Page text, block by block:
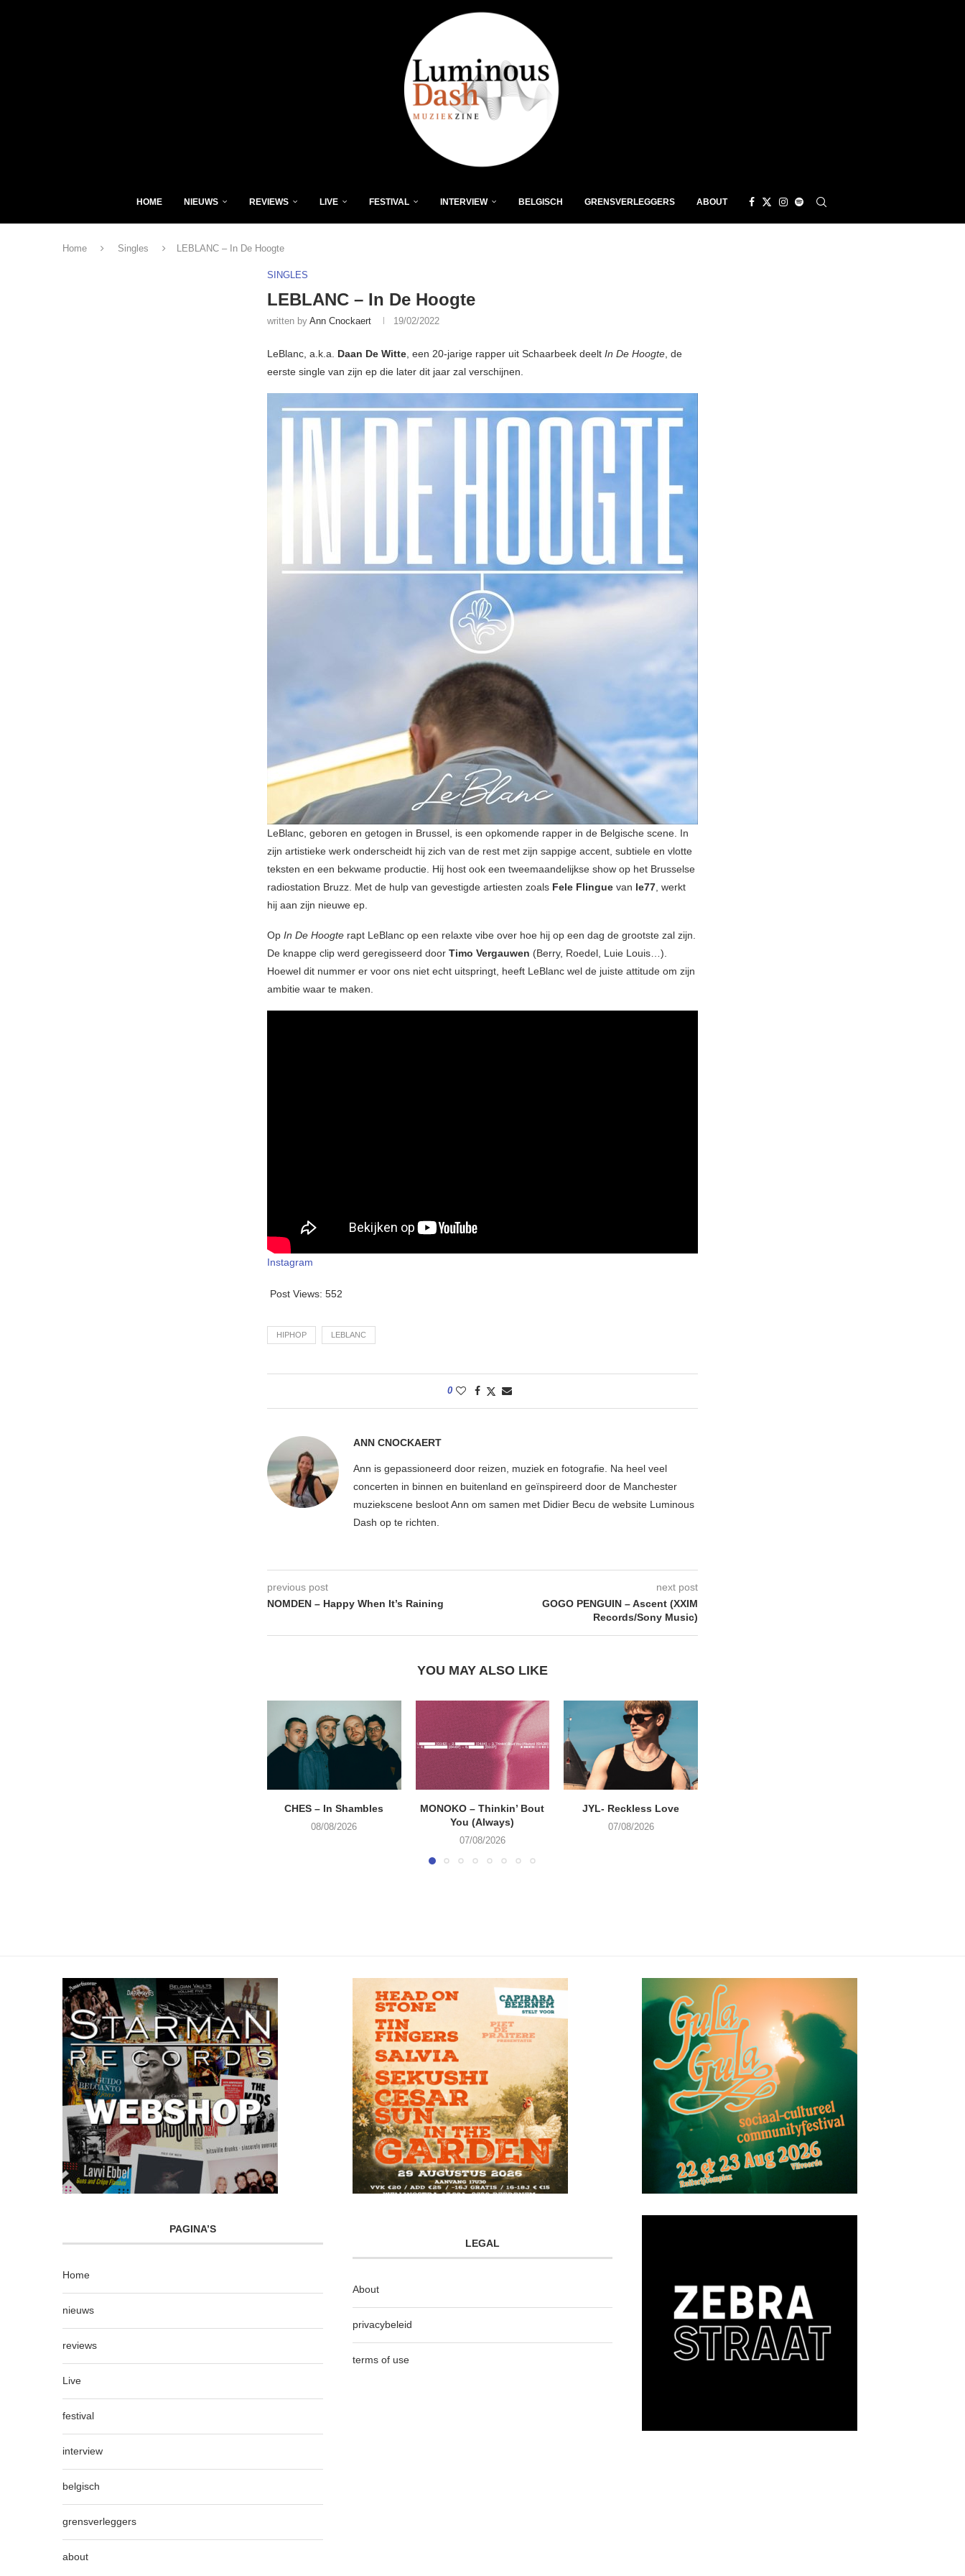
HOME NIEUWS REVIEWS LIVE FESTIVAL INTERVIEW BELGISCH GRENSVERLEGGERS ABOUT
Home Singles LEBLANC – In De Hoogte
SINGLES
LEBLANC – In De Hoogte
written by Ann Cnockaert 19/02/2022
LeBlanc, a.k.a. Daan De Witte, een 20-jarige rapper uit Schaarbeek deelt In De Hoogte, de
eerste single van zijn ep die later dit jaar zal verschijnen.
LeBlanc, geboren en getogen in Brussel, is een opkomende rapper in de Belgische scene. In
zijn artistieke werk onderscheidt hij zich van de rest met zijn sappige accent, subtiele en vlotte
teksten en een bekwame productie. Hij host ook een tweemaandelijkse show op het Brusselse
radiostation Bruzz. Met de hulp van gevestigde artiesten zoals Fele Flingue van le77, werkt
hij aan zijn nieuwe ep.
Op In De Hoogte rapt LeBlanc op een relaxte vibe over hoe hij op een dag de grootste zal zijn.
De knappe clip werd geregisseerd door Timo Vergauwen (Berry, Roedel, Luie Louis…).
Hoewel dit nummer er voor ons niet echt uitspringt, heeft LeBlanc wel de juiste attitude om zijn
ambitie waar te maken.
Instagram
Post Views: 552
HIPHOP LEBLANC
0
ANN CNOCKAERT
Ann is gepassioneerd door reizen, muziek en fotografie. Na heel veel
concerten in binnen en buitenland en geïnspireerd door de Manchester
muziekscene besloot Ann om samen met Didier Becu de website Luminous
Dash op te richten.
previous post
NOMDEN – Happy When It’s Raining
next post
GOGO PENGUIN – Ascent (XXIM
Records/Sony Music)
YOU MAY ALSO LIKE
CHES – In Shambles
08/08/2026
MONOKO – Thinkin’ Bout
You (Always)
07/08/2026
JYL- Reckless Love
07/08/2026
PAGINA’S
Home
nieuws
reviews
Live
festival
interview
belgisch
grensverleggers
about
LEGAL
About
privacybeleid
terms of use